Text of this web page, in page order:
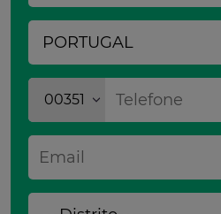
00351